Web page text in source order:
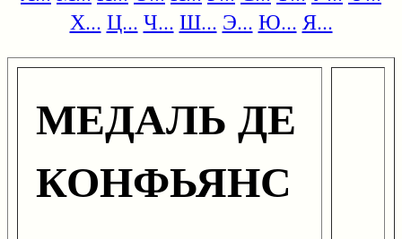
Х... Ц... Ч... Ш... Э... Ю... Я...
МЕДАЛЬ ДЕ
КОНФЬЯНС